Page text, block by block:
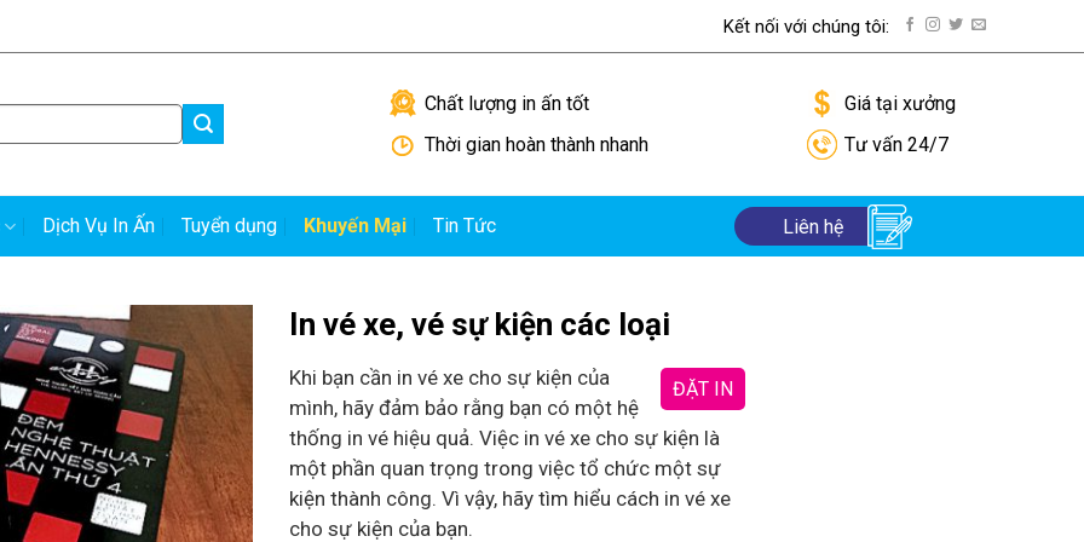
Kết nối với chúng tôi:
Chất lượng in ấn tốt
Giá tại xưởng
Thời gian hoàn thành nhanh
Tư vấn 24/7
Dịch Vụ In Ấn Tuyển dụng Khuyến Mại Tin Tức Liên hệ
In vé xe, vé sự kiện các loại
ĐẶT IN
Khi bạn cần in vé xe cho sự kiện của
mình, hãy đảm bảo rằng bạn có một hệ
thống in vé hiệu quả. Việc in vé xe cho sự kiện là
một phần quan trọng trong việc tổ chức một sự
kiện thành công. Vì vậy, hãy tìm hiểu cách in vé xe
cho sự kiện của bạn.